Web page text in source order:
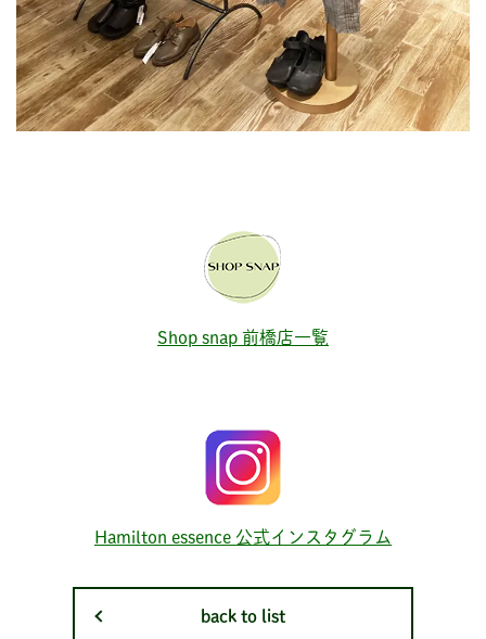
Shop snap 前橋店一覧
Hamilton essence 公式インスタグラム
back to list